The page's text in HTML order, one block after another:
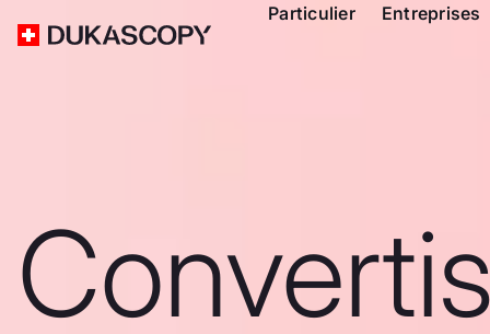
Particulier Entreprises